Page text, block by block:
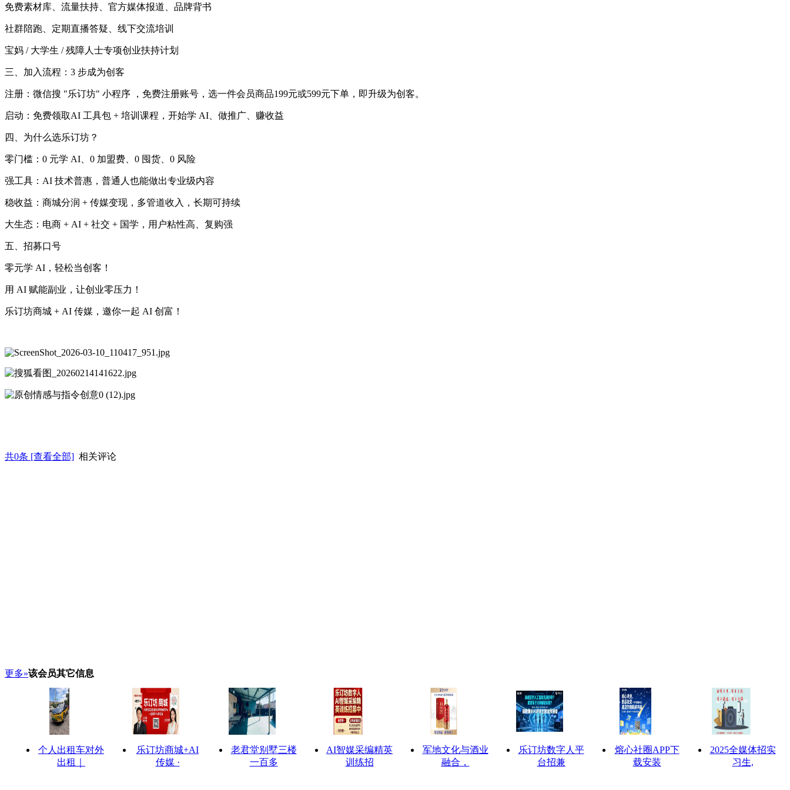
免费素材库、流量扶持、官方媒体报道、品牌背书
社群陪跑、定期直播答疑、线下交流培训
宝妈 / 大学生 / 残障人士专项创业扶持计划
三、加入流程：3 步成为创客
注册：微信搜 "乐订坊" 小程序 ，免费注册账号，选一件会员商品199元或599元下单，即升级为创客。
启动：免费领取AI 工具包 + 培训课程，开始学 AI、做推广、赚收益
四、为什么选乐订坊？
零门槛：0 元学 AI、0 加盟费、0 囤货、0 风险
强工具：AI 技术普惠，普通人也能做出专业级内容
稳收益：商城分润 + 传媒变现，多管道收入，长期可持续
大生态：电商 + AI + 社交 + 国学，用户粘性高、复购强
五、招募口号
零元学 AI，轻松当创客！
用 AI 赋能副业，让创业零压力！
乐订坊商城 + AI 传媒，邀你一起 AI 创富！
共0条 [查看全部] 相关评论
更多»该会员其它信息
个人出租车对外
出租｜
乐订坊商城+AI
传媒 ·
老君堂别墅三楼
一百多
AI智媒采编精英
训练招
军地文化与酒业
融合，
乐订坊数字人平
台招兼
熔心社圈APP下
载安装
2025全媒体招实
习生,